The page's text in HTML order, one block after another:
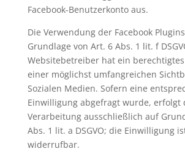
Facebook-Benutzerkonto aus.
Die Verwendung der Facebook
Grundlage von Art. 6 Abs. 1 lit. f
Websitebetreiber hat ein
einer möglichst umfangreichen
Sozialen Medien. Sofern eine
Einwilligung abgefragt wurde, erfolgt
Verarbeitung ausschließlich auf
Abs. 1 lit. a DSGVO; die Einwilligung
widerrufbar.